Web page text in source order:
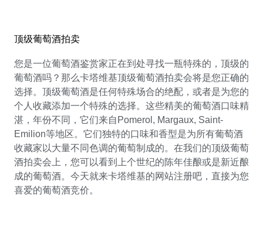
顶级葡萄酒拍卖
您是一位葡萄酒鉴赏家正在到处寻找一瓶特殊的，顶级的
葡萄酒吗？那么卡塔维基顶级葡萄酒拍卖会将是您正确的
选择。顶级葡萄酒是任何特殊场合的绝配，或者是为您的
个人收藏添加一个特殊的选择。这些精美的葡萄酒口味精
湛，年份不同，它们来自Pomerol, Margaux, Saint-
Emilion等地区。它们独特的口味和香型是为所有葡萄酒
收藏家以大量不同色调的葡萄制成的。在我们的顶级葡萄
酒拍卖会上，您可以看到上个世纪的陈年佳酿或是新近酿
成的葡萄酒。今天就来卡塔维基的网站注册吧，直接为您
喜爱的葡萄酒竞价。